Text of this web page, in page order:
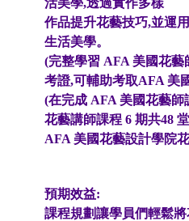
作品提升花藝技巧,並運
生活美學。
(完整學習 AFA 美國花藝
考證,可輔助考取AFA 美
(在完成 AFA 美國花藝師
花藝講師課程 6 期共48
AFA 美國花藝設計學院
預期效益:
課程規劃讓學員們輕鬆